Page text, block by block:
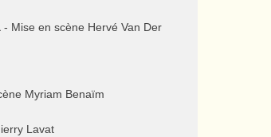
- Mise en scène Hervé Van Der
Myriam Benaïm
Lavat